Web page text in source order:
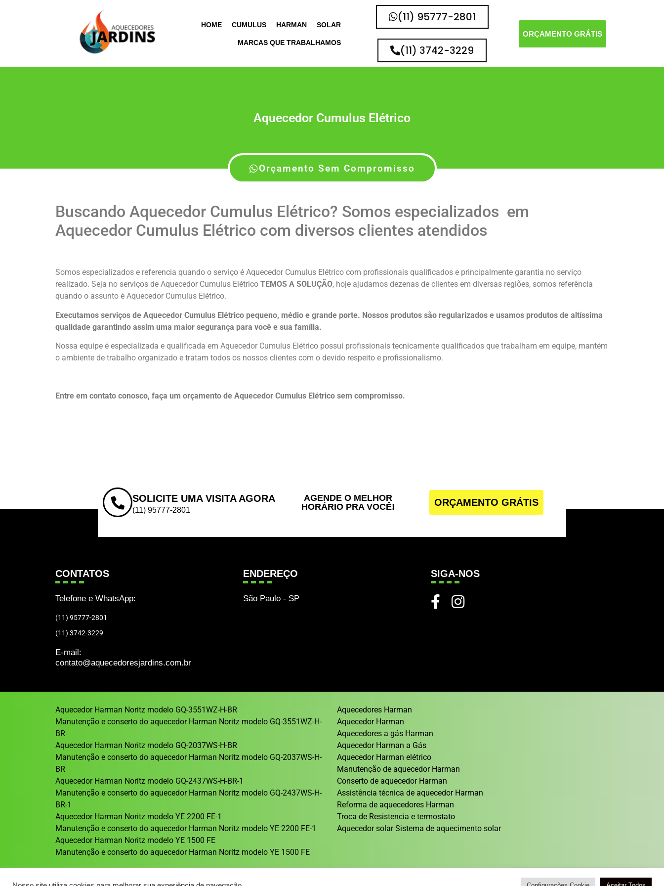
HOME CUMULUS HARMAN SOLAR
MARCAS QUE TRABALHAMOS
(11) 95777-2801
(11) 3742-3229
ORÇAMENTO GRÁTIS
Aquecedor Cumulus Elétrico
Orçamento Sem Compromisso
Buscando Aquecedor Cumulus Elétrico? Somos especializados em
Aquecedor Cumulus Elétrico com diversos clientes atendidos
Somos especializados e referencia quando o serviço é Aquecedor Cumulus Elétrico com profissionais qualificados e principalmente garantia no serviço
realizado. Seja no serviços de Aquecedor Cumulus Elétrico TEMOS A SOLUÇÃO, hoje ajudamos dezenas de clientes em diversas regiões, somos referência
quando o assunto é Aquecedor Cumulus Elétrico.
Executamos serviços de Aquecedor Cumulus Elétrico pequeno, médio e grande porte. Nossos produtos são regularizados e usamos produtos de altíssima
qualidade garantindo assim uma maior segurança para você e sua família.
Nossa equipe é especializada e qualificada em Aquecedor Cumulus Elétrico possui profissionais tecnicamente qualificados que trabalham em equipe, mantém
o ambiente de trabalho organizado e tratam todos os nossos clientes com o devido respeito e profissionalismo.
Entre em contato conosco, faça um orçamento de Aquecedor Cumulus Elétrico sem compromisso.
SOLICITE UMA VISITA AGORA
(11) 95777-2801
AGENDE O MELHOR
HORÁRIO PRA VOCÊ!
ORÇAMENTO GRÁTIS
CONTATOS
Telefone e WhatsApp:
(11) 95777-2801
(11) 3742-3229
E-mail:
contato@aquecedoresjardins.com.br
ENDEREÇO
São Paulo - SP
SIGA-NOS
Aquecedor Harman Noritz modelo GQ-3551WZ-H-BR
Manutenção e conserto do aquecedor Harman Noritz modelo GQ-3551WZ-H-
BR
Aquecedor Harman Noritz modelo GQ-2037WS-H-BR
Manutenção e conserto do aquecedor Harman Noritz modelo GQ-2037WS-H-
BR
Aquecedor Harman Noritz modelo GQ-2437WS-H-BR-1
Manutenção e conserto do aquecedor Harman Noritz modelo GQ-2437WS-H-
BR-1
Aquecedor Harman Noritz modelo YE 2200 FE-1
Manutenção e conserto do aquecedor Harman Noritz modelo YE 2200 FE-1
Aquecedor Harman Noritz modelo YE 1500 FE
Manutenção e conserto do aquecedor Harman Noritz modelo YE 1500 FE
Aquecedores Harman
Aquecedor Harman
Aquecedores a gás Harman
Aquecedor Harman a Gás
Aquecedor Harman elétrico
Manutenção de aquecedor Harman
Conserto de aquecedor Harman
Assistência técnica de aquecedor Harman
Reforma de aquecedores Harman
Troca de Resistencia e termostato
Aquecedor solar Sistema de aquecimento solar
Atendimento / Orçamento Via WhatsApp